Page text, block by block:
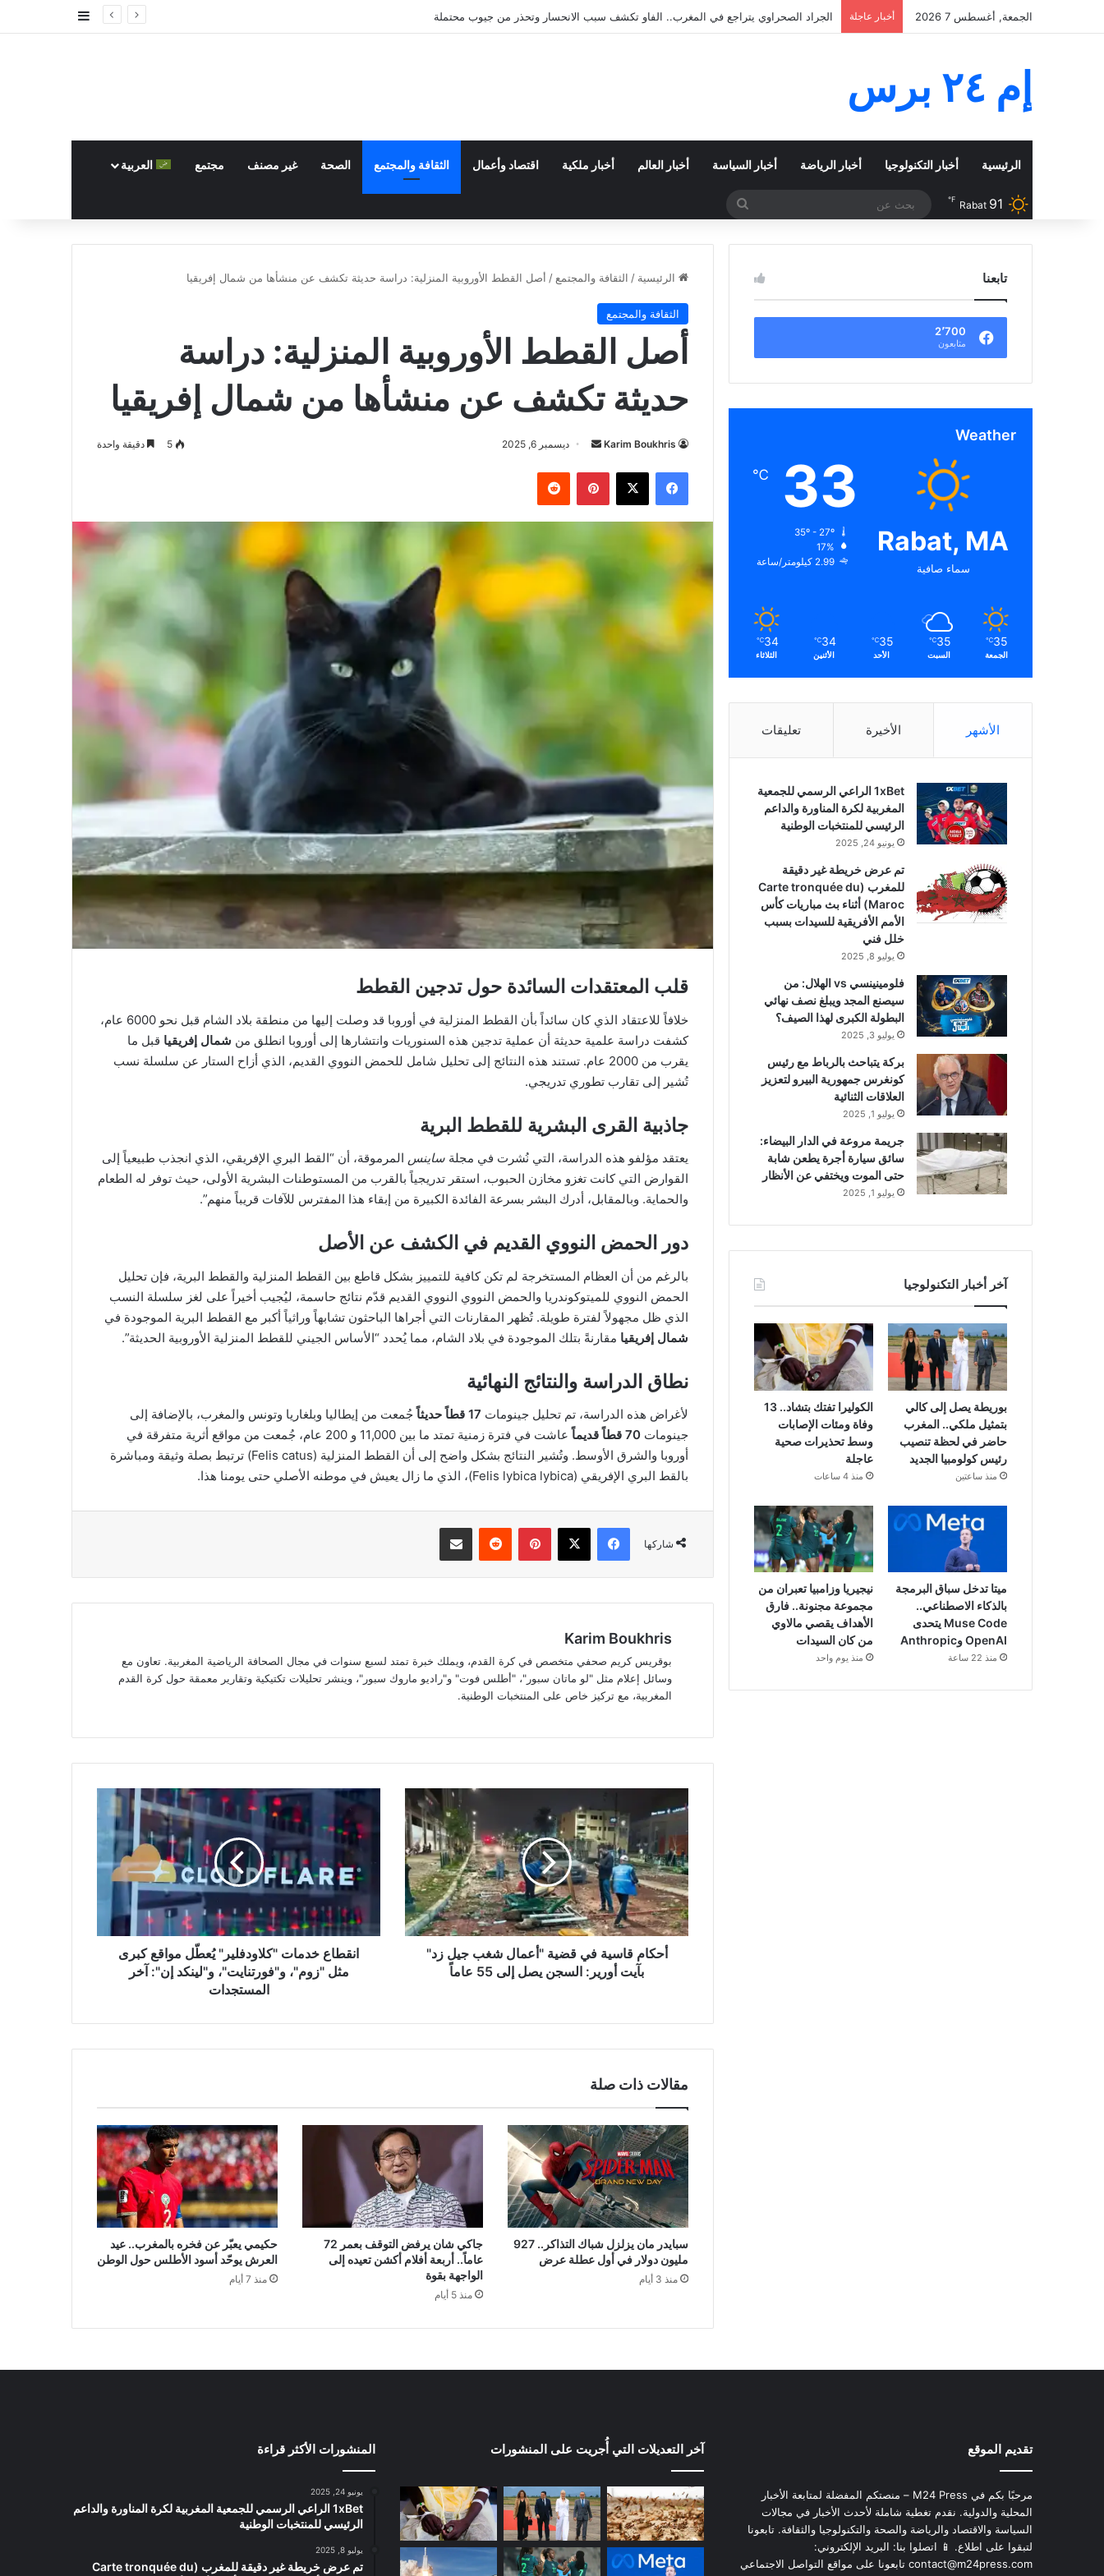
الجمعة, أغسطس 7 2026 أخبار عاجلة بوريطة يصل إلى كالي بتمثيل ملكي.. المغرب حاضر في لحظة تنصيب رئيس كولومبيا الجديد إضافة عمود
إم ٢٤ برس
الرئيسية أخبار التكنولوجيا أخبار الرياضة أخبار السياسة أخبار العالم أخبار ملكية اقتصاد وأعمال الثقافة والمجتمع الصحة غير مصنف مجتمع العربية
Rabat 91
℉
بحث
الرئيسية / الثقافة والمجتمع / أصل القطط الأوروبية المنزلية: دراسة حديثة تكشف عن منشأها من شمال إفريقيا
الثقافة والمجتمع
أصل القطط الأوروبية المنزلية: دراسة
حديثة تكشف عن منشأها من شمال إفريقيا
Karim Boukhris
أرسل
إلكترونيا
ديسمبر 6, 2025 5 دقيقة واحدة
فيسبوك ‫X بينتيريست
قلب المعتقدات السائدة حول تدجين القطط
خلافاً للاعتقاد الذي كان سائداً بأن القطط المنزلية في أوروبا قد وصلت إليها من منطقة بلاد الشام قبل نحو 6000 عام،
كشفت دراسة علمية حديثة أن عملية تدجين هذه السنوريات وانتشارها إلى أوروبا انطلق من شمال إفريقيا قبل ما
يقرب من 2000 عام. تستند هذه النتائج إلى تحليل شامل للحمض النووي القديم، الذي أزاح الستار عن سلسلة نسب
تُشير إلى تقارب تطوري تدريجي.
جاذبية القرى البشرية للقطط البرية
يعتقد مؤلفو هذه الدراسة، التي نُشرت في مجلة ساينس المرموقة، أن “القط البري الإفريقي، الذي انجذب طبيعياً إلى
القوارض التي كانت تغزو مخازن الحبوب، استقر تدريجياً بالقرب من المستوطنات البشرية الأولى، حيث توفر له الطعام
والحماية. وبالمقابل، أدرك البشر بسرعة الفائدة الكبيرة من إبقاء هذا المفترس للآفات قريباً منهم”.
دور الحمض النووي القديم في الكشف عن الأصل
بالرغم من أن العظام المستخرجة لم تكن كافية للتمييز بشكل قاطع بين القطط المنزلية والقطط البرية، فإن تحليل
الحمض النووي للميتوكوندريا والحمض النووي النووي القديم قدّم نتائج حاسمة، ليُجيب أخيراً على لغز سلسلة النسب
الذي ظل مجهولاً لفترة طويلة. تُظهر المقارنات التي أجراها الباحثون تشابهاً وراثياً أكبر مع القطط البرية الموجودة في
شمال إفريقيا مقارنةً بتلك الموجودة في بلاد الشام، مما يُحدد “الأساس الجيني للقطط المنزلية الأوروبية الحديثة”.
نطاق الدراسة والنتائج النهائية
لأغراض هذه الدراسة، تم تحليل جينومات 17 قطاً حديثاً
جُمعت من إيطاليا وبلغاريا وتونس والمغرب، بالإضافة إلى
جينومات 70 قطاً قديماً
عاشت في فترة زمنية تمتد ما بين 11,000 و 200 عام، جُمعت من مواقع أثرية متفرقة في
أوروبا والشرق الأوسط. وتُشير النتائج بشكل واضح إلى أن القطط المنزلية (Felis catus) ترتبط بصلة وثيقة ومباشرة
بالقط البري الإفريقي (Felis lybica lybica)، الذي ما زال يعيش في موطنه الأصلي حتى يومنا هذا.
شاركها
فيسبوك ‫X بينتيريست مشاركة عبر البريد
Karim Boukhris
بوقريس كريم صحفي متخصص في كرة القدم، ويملك خبرة تمتد لسبع سنوات في مجال الصحافة الرياضية المغربية. تعاون مع
وسائل إعلام مثل "لو ماتان سبور"، "أطلس فوت" و"راديو ماروك سبور"، وينشر تحليلات تكتيكية وتقارير معمقة حول كرة القدم
المغربية، مع تركيز خاص على المنتخبات الوطنية.
قاسية
في
قضية
"أعمال
شغب
جيل
زد"
بآيت
أورير:
55
أحكام قاسية في قضية "أعمال شغب جيل زد"
بآيت أورير: السجن يصل إلى 55 عاماً
انقطاع
خدمات
"كلاودفلير"
يُعطّل
مواقع
كبرى
"زوم"،
و"فورتنايت"،
و"لينكدانقطاع خدمات "كلاودفلير" يُعطّل مواقع كبرى
مثل "زوم"، و"فورتنايت"، و"لينكد إن": آخر
المستجدات
مقالات ذات صلة
سبايدر مان يزلزل شباك التذاكر.. 927
مليون دولار في أول عطلة عرض
منذ 3 أيام
جاكي شان يرفض التوقف بعمر 72
عاماً.. أربعة أفلام أكشن تعيده إلى
الواجهة بقوة
منذ 5 أيام
حكيمي يعبّر عن فخره بالمغرب.. عيد
العرش يوحّد أسود الأطلس حول الوطن
منذ 7 أيام
تابعنا
2٬700
متابعون
Weather
Rabat, MA
سماء صافية
33
℃
17%
2.99 كيلومتر/ساعة
35
℃
الجمعة
35
℃
السبت
35
℃
الأحد
34
℃
الأثنين
34
℃
الثلاثاء
الأشهر الأخيرة تعليقات
1xBet الراعي الرسمي للجمعية
المغربية لكرة المناورة والداعم
الرئيسي للمنتخبات الوطنية
يونيو 24, 2025
تم عرض خريطة غير دقيقة
للمغرب (Carte tronquée du
Maroc) أثناء بث مباريات كأس
الأمم الأفريقية للسيدات بسبب
خلل فني
يوليو 8, 2025
فلومينينسي vs الهلال: من
سيصنع المجد ويبلغ نصف نهائي
البطولة الكبرى لهذا الصيف؟
يوليو 3, 2025
بركة يتباحث بالرباط مع رئيس
كونغرس جمهورية البيرو لتعزيز
العلاقات الثنائية
يوليو 1, 2025
جريمة مروعة في الدار البيضاء:
سائق سيارة أجرة يطعن شابة
حتى الموت ويختفي عن الأنظار
يوليو 1, 2025
آخر أخبار التكنولوجيا
بوريطة يصل إلى كالي
بتمثيل ملكي.. المغرب
حاضر في لحظة تنصيب
رئيس كولومبيا الجديد
منذ ساعتين
الكوليرا تفتك بتشاد.. 13
وفاة ومئات الإصابات
وسط تحذيرات صحية
عاجلة
منذ 4 ساعات
ميتا تدخل سباق البرمجة
بالذكاء الاصطناعي..
Muse Code يتحدى
OpenAI وAnthropic
منذ 22 ساعة
نيجيريا وزامبيا تعبران من
مجموعة مجنونة.. فارق
الأهداف يقصي مالاوي
من كان السيدات
منذ يوم واحد
تقديم الموقع
مرحبًا بكم في M24 Press – منصتكم المفضلة لمتابعة الأخبار
المحلية والدولية. نقدم تغطية شاملة لأحدث الأخبار في مجالات
السياسة والاقتصاد والرياضة والصحة والتكنولوجيا والثقافة. تابعونا
لتبقوا على اطلاع. 📱 اتصلوا بنا: البريد الإلكتروني:
contact@m24press.com تابعونا على مواقع التواصل الاجتماعي
آخر التعديلات التي أُجريت على المنشورات المنشورات الأكثر قراءة
يونيو 24, 2025
1xBet الراعي الرسمي للجمعية المغربية لكرة المناورة والداعم
الرئيسي للمنتخبات الوطنية
يوليو 8, 2025
تم عرض خريطة غير دقيقة للمغرب (Carte tronquée du